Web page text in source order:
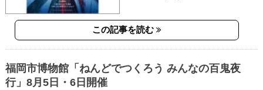
この記事を読む
福岡市博物館「ねんどでつくろう みんなの百鬼夜
行」8月5日・6日開催